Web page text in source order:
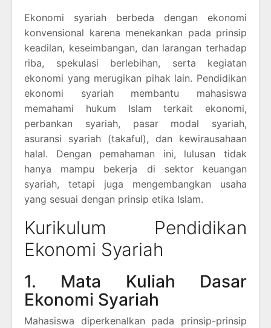
Ekonomi syariah berbeda dengan ekonomi
konvensional karena menekankan pada prinsip
keadilan, keseimbangan, dan larangan terhadap
riba, spekulasi berlebihan, serta kegiatan
ekonomi yang merugikan pihak lain. Pendidikan
ekonomi syariah membantu mahasiswa
memahami hukum Islam terkait ekonomi,
perbankan syariah, pasar modal syariah,
asuransi syariah (takaful), dan kewirausahaan
halal. Dengan pemahaman ini, lulusan tidak
hanya mampu bekerja di sektor keuangan
syariah, tetapi juga mengembangkan usaha
yang sesuai dengan prinsip etika Islam.
Kurikulum Pendidikan
Ekonomi Syariah
1. Mata Kuliah Dasar
Ekonomi Syariah
Mahasiswa diperkenalkan pada prinsip-prinsip